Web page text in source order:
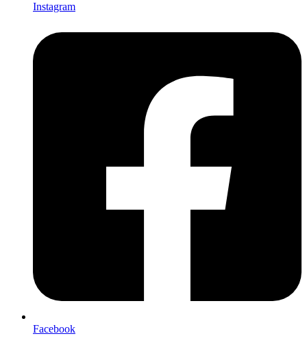
Instagram
Facebook